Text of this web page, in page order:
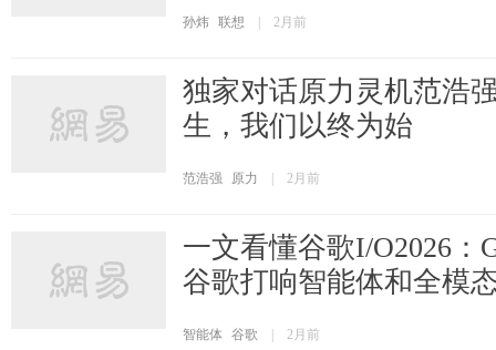
孙炜 联想 2月前
独家对话原力灵机范浩
生，我们以终为始
范浩强 原力 2月前
一文看懂谷歌I/O2026：
谷歌打响智能体和全模
智能体 谷歌 2月前